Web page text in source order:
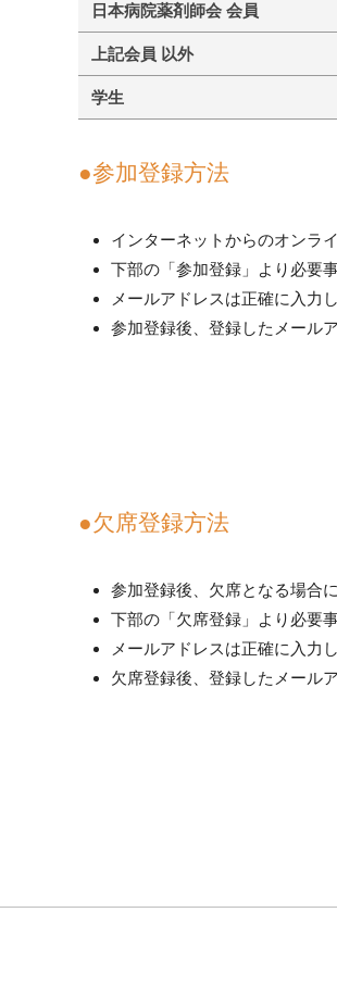
日本病院薬剤師会 会員
上記会員 以外
学生
●参加登録方法
インターネットからのオンラ
下部の「参加登録」より必要
メールアドレスは正確に入力
参加登録後、登録したメール
●欠席登録方法
参加登録後、欠席となる場合
下部の「欠席登録」より必要
メールアドレスは正確に入力
欠席登録後、登録したメール